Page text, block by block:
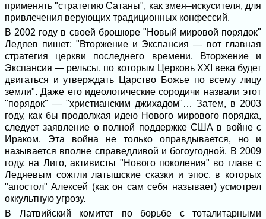
применять "стратегию Сатаны", как змея–искусителя, для
привлечения верующих традиционных конфессий.
В 2002 году в своей брошюре "Новый мировой порядок"
Ледяев пишет: "Вторжение и Экспансия — вот главная
стратегия церкви последнего времени. Вторжение и
Экспансия — рельсы, по которым Церковь XXI века будет
двигаться и утверждать Царство Божье по всему лицу
земли". Даже его идеологические сородичи назвали этот
"порядок" — "христианским джихадом"… Затем, в 2003
году, как бы продолжая идею Нового мирового порядка,
следует заявление о полной поддержке США в войне с
Ираком. Эта война не только оправдывается, но и
называется вполне справедливой и богоугодной. В 2009
году, на Лиго, активисты "Нового поколения" во главе с
Ледяевым сожгли латышские сказки и эпос, в которых
"апостол" Алексей (как он сам себя называет) усмотрел
оккультную угрозу.
В Латвийский комитет по борьбе с тоталитарными